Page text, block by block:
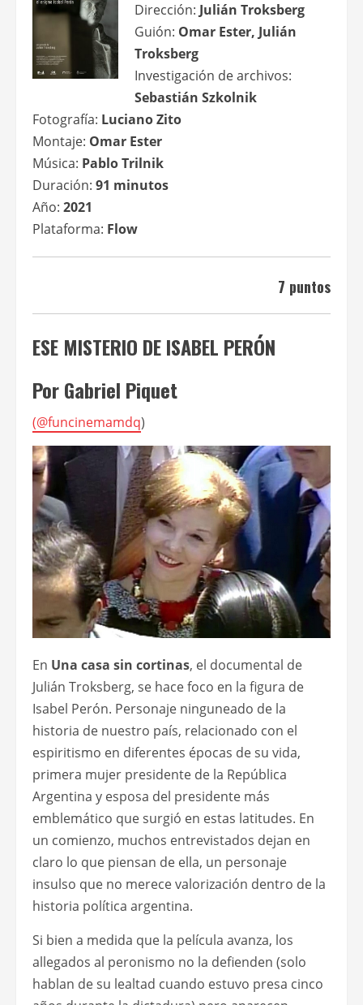
Dirección: Julián Troksberg
Guión: Omar Ester, Julián
Troksberg
Investigación de archivos:
Sebastián Szkolnik
Fotografía: Luciano Zito
Montaje: Omar Ester
Música: Pablo Trilnik
Duración: 91 minutos
Año: 2021
Plataforma: Flow
7 puntos
ESE MISTERIO DE ISABEL PERÓN
Por Gabriel Piquet
(@funcinemamdq)
En Una casa sin cortinas, el documental de
Julián Troksberg, se hace foco en la figura de
Isabel Perón. Personaje ninguneado de la
historia de nuestro país, relacionado con el
espiritismo en diferentes épocas de su vida,
primera mujer presidente de la República
Argentina y esposa del presidente más
emblemático que surgió en estas latitudes. En
un comienzo, muchos entrevistados dejan en
claro lo que piensan de ella, un personaje
insulso que no merece valorización dentro de la
historia política argentina.
Si bien a medida que la película avanza, los
allegados al peronismo no la defienden (solo
hablan de su lealtad cuando estuvo presa cinco